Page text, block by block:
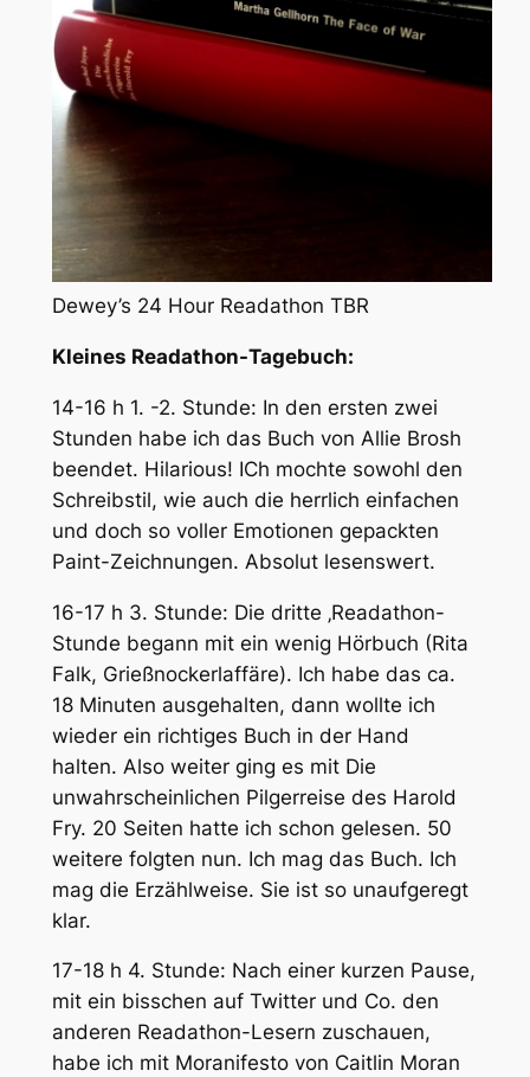
Dewey’s 24 Hour Readathon TBR
Kleines Readathon-Tagebuch:
14-16 h 1. -2. Stunde: In den ersten zwei
Stunden habe ich das Buch von Allie Brosh
beendet. Hilarious! ICh mochte sowohl den
Schreibstil, wie auch die herrlich einfachen
und doch so voller Emotionen gepackten
Paint-Zeichnungen. Absolut lesenswert.
16-17 h 3. Stunde: Die dritte ‚Readathon-
Stunde begann mit ein wenig Hörbuch (Rita
Falk, Grießnockerlaffäre). Ich habe das ca.
18 Minuten ausgehalten, dann wollte ich
wieder ein richtiges Buch in der Hand
halten. Also weiter ging es mit Die
unwahrscheinlichen Pilgerreise des Harold
Fry. 20 Seiten hatte ich schon gelesen. 50
weitere folgten nun. Ich mag das Buch. Ich
mag die Erzählweise. Sie ist so unaufgeregt
klar.
17-18 h 4. Stunde: Nach einer kurzen Pause,
mit ein bisschen auf Twitter und Co. den
anderen Readathon-Lesern zuschauen,
habe ich mit Moranifesto von Caitlin Moran